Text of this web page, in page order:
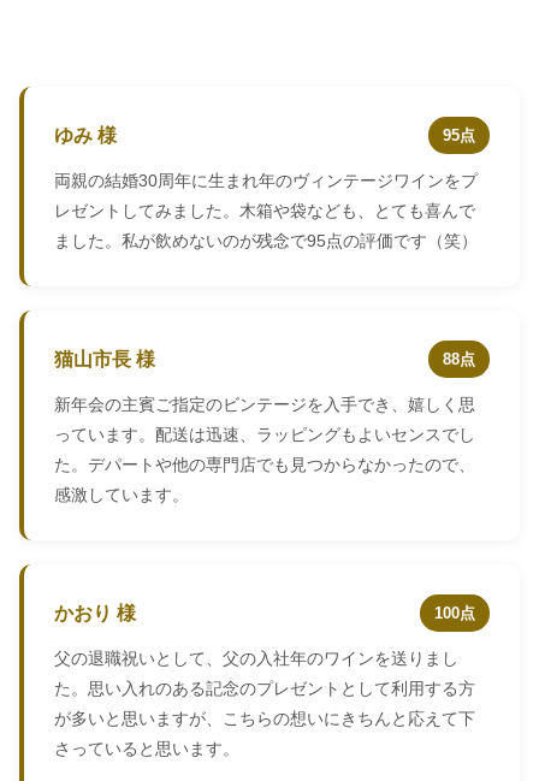
ゆみ 様 95点
両親の結婚30周年に生まれ年のヴィンテージワインをプ
レゼントしてみました。木箱や袋なども、とても喜んで
ました。私が飲めないのが残念で95点の評価です（笑）
猫山市長 様 88点
新年会の主賓ご指定のビンテージを入手でき、嬉しく思
っています。配送は迅速、ラッピングもよいセンスでし
た。デパートや他の専門店でも見つからなかったので、
感激しています。
かおり 様 100点
父の退職祝いとして、父の入社年のワインを送りまし
た。思い入れのある記念のプレゼントとして利用する方
が多いと思いますが、こちらの想いにきちんと応えて下
さっていると思います。